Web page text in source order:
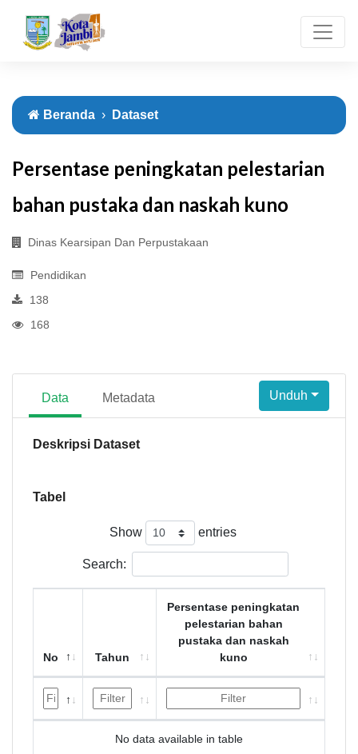
Beranda Dataset
Persentase peningkatan pelestarian
bahan pustaka dan naskah kuno
Dinas Kearsipan Dan Perpustakaan
Pendidikan
138
168
Data Metadata Unduh
Deskripsi Dataset
Tabel
Show entries
Search:
No Tahun
Persentase peningkatan
pelestarian bahan
pustaka dan naskah
kuno
No data available in table